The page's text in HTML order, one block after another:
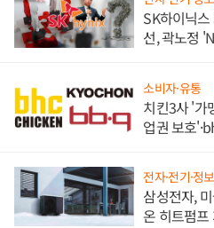
SK하이닉
선, 곽노정
소비자·유통
치킨3사 '가
업권 보호
전자·전기·정
삼성전자,
온 히트펌